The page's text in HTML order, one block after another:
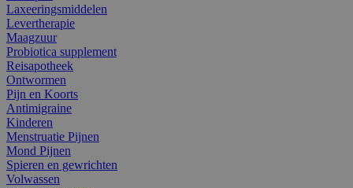
Laxeeringsmiddelen
Levertherapie
Maagzuur
Probiotica supplement
Reisapotheek
Ontwormen
Pijn en Koorts
Antimigraine
Kinderen
Menstruatie Pijnen
Mond Pijnen
Spieren en gewrichten
Volwassen